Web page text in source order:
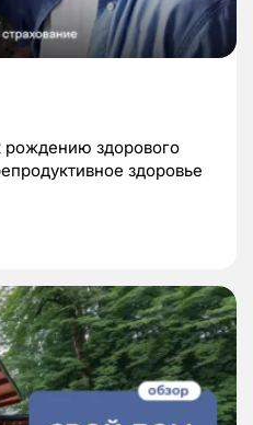
рождению здорового
здоровье